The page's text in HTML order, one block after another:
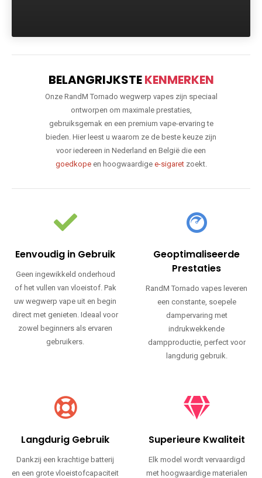
BELANGRIJKSTEKENMERKEN
Onze RandM Tornado wegwerp vapes zijn speciaal
ontworpen om maximale prestaties,
gebruiksgemak en een premium vape-ervaring te
bieden. Hier leest u waarom ze de beste keuze zijn
voor iedereen in Nederland en België die een
goedkopeen hoogwaardige e-sigaretzoekt.
Eenvoudig in Gebruik
Geen ingewikkeld onderhoud
of het vullen van vloeistof. Pak
uw wegwerp vape uit en begin
direct met genieten. Ideaal voor
zowel beginners als ervaren
gebruikers.
Geoptimaliseerde
Prestaties
RandM Tornado vapes leveren
een constante, soepele
dampervaring met
indrukwekkende
dampproductie, perfect voor
langdurig gebruik.
Langdurig Gebruik
Dankzij een krachtige batterij
en een grote vloeistofcapaciteit
Superieure Kwaliteit
Elk model wordt vervaardigd
met hoogwaardige materialen